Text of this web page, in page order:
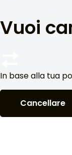
Vuoi
In base alla tua
Cancellare